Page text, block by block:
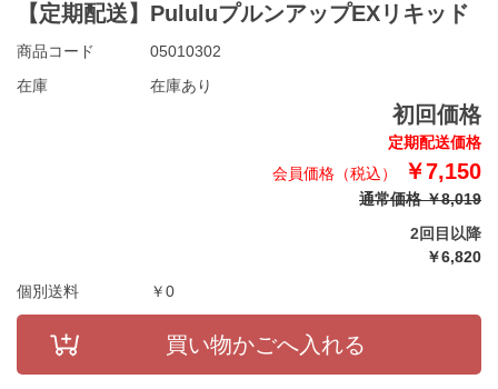
【定期配送】PululuプルンアップEXリキッド
初回価格
定期配送価格
￥7,150
通常価格 ￥8,019
2回目以降
￥6,820
商品コード 05010302
個別送料 ￥0
在庫 在庫あり